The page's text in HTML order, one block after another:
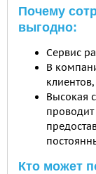
Почему
выгодно:
Сервис
В
Высокая
Кто может